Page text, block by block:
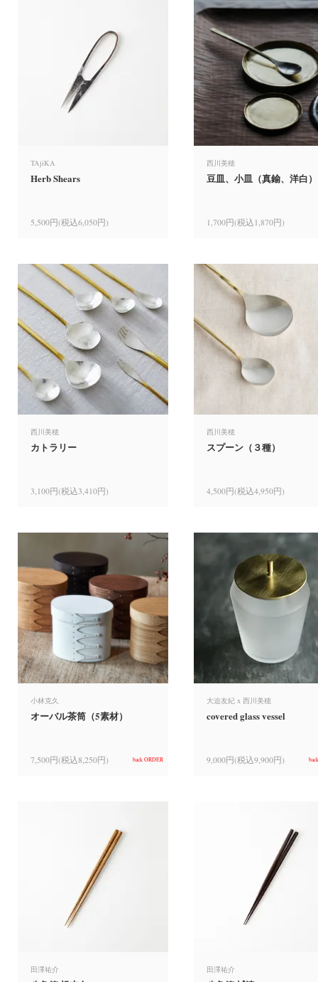
TAjiKA
Herb Shears
5,500円(税込6,050円)
西川美穂
豆皿、小皿（真鍮、洋白）
1,700円(税込1,870円)
西川美穂
カトラリー
3,100円(税込3,410円)
西川美穂
スプーン（３種）
4,500円(税込4,950円)
小林克久
オーバル茶筒（5素材）
7,500円(税込8,250円) back ORDER
大迫友紀 x 西川美穂
covered glass vessel
9,000円(税込9,900円)
田澤祐介 田澤祐介